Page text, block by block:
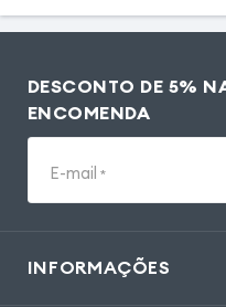
DESCONTO DE 5%
ENCOMENDA
E-mail *
INFORMAÇÕES